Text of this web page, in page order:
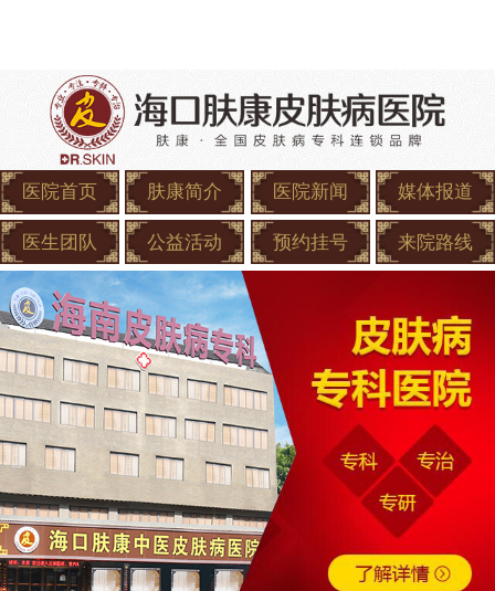
医院首页 肤康简介 医院新闻 媒体报道
医生团队 公益活动 预约挂号 来院路线